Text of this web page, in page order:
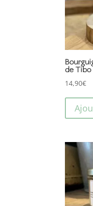
de Tibo
14,90€